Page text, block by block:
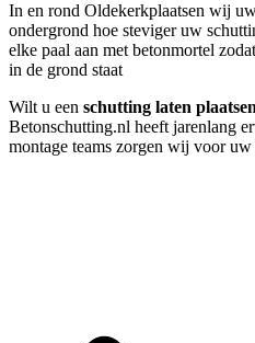
In en rond Oldekerkplaatsen wij
ondergrond hoe steviger uw
elke paal aan met betonmortel
in de grond staat
Wilt u een schutting laten
Betonschutting.nl heeft jarenlang
montage teams zorgen wij voor